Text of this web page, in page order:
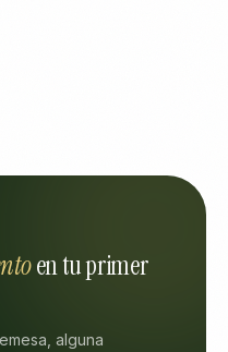
en tu primer
alguna